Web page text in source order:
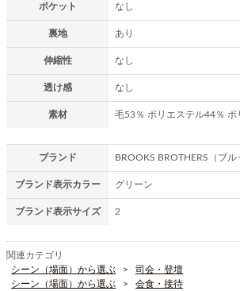
ポケット なし
裏地 あり
伸縮性 なし
透け感 なし
素材 毛53％ ポリエステル44％ ポ
ブランド BROOKS BROTHERS（ブル
ブランド表示カラー グリーン
ブランド表示サイズ 2
関連カテゴリ
シーン（場面）から選ぶ
司会・登壇
シーン（場面）から選ぶ
会食・接待